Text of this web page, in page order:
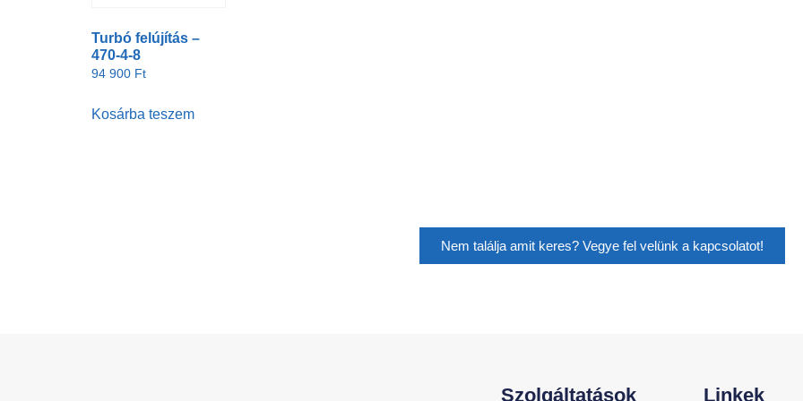
Turbó felújítás –
470-4-8
94 900 Ft
Kosárba teszem
Nem találja amit keres? Vegye fel velünk a kapcsolatot!
Szolgáltatások Linkek